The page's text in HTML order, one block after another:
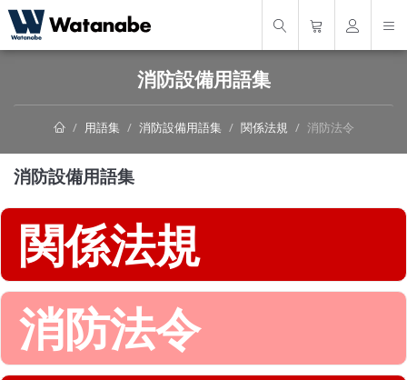
消防設備用語集
用語集 消防設備用語集 関係法規 消防法令
消防設備用語集
関係法規
消防法令